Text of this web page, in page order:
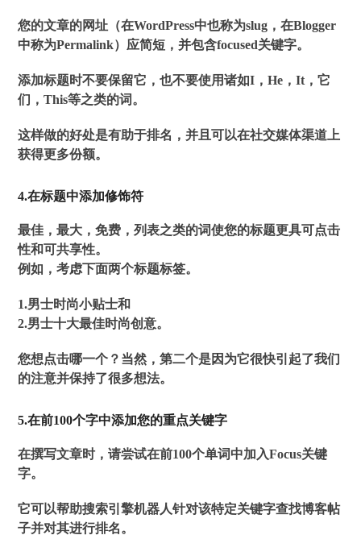
您的文章的网址（在WordPress中也称为slug，在Blogger
中称为Permalink）应简短，并包含focused关键字。
添加标题时不要保留它，也不要使用诸如I，He，It，它
们，This等之类的词。
这样做的好处是有助于排名，并且可以在社交媒体渠道上
获得更多份额。
4.在标题中添加修饰符
最佳，最大，免费，列表之类的词使您的标题更具可点击
性和可共享性。
例如，考虑下面两个标题标签。
1.男士时尚小贴士和
2.男士十大最佳时尚创意。
您想点击哪一个？当然，第二个是因为它很快引起了我们
的注意并保持了很多想法。
5.在前100个字中添加您的重点关键字
在撰写文章时，请尝试在前100个单词中加入Focus关键
字。
它可以帮助搜索引擎机器人针对该特定关键字查找博客帖
子并对其进行排名。